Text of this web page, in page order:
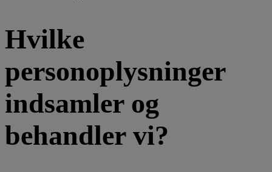
Hvilke
personoplysninger
indsamler og
behandler vi?